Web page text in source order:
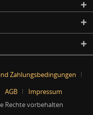
Zahlungsbedingungen
AGB
Impressum
Rechte vorbehalten